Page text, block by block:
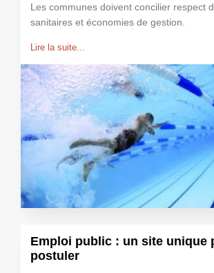
Les communes doivent concilier respect
sanitaires et économies de gestion.
Lire la suite...
Emploi public : un site unique
postuler